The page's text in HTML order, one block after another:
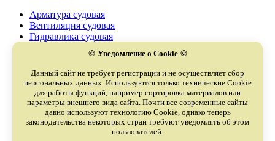
Арматура судовая
Вентиляция судовая
Гидравлика судовая
Запчасти судовые
Компрессоры судовые
Насосы судовые
Оборудование судовое
Охладители судовые
Палубное оборудование
Сепараторы судовые
Турбокомпрессоры судовые
🍪 Уведомление о Cookie🍪
Данный сайт не требует регистрации и не осуществляет сбор
персональных данных. Используются только технические Cookie
для работы функций, например сортировка материалов или
параметры внешнего вида сайта. Почти все современные сайты
давно используют технологию Cookie, однако теперь
законодательства некоторых стран требуют уведомлять об этом
пользователей.